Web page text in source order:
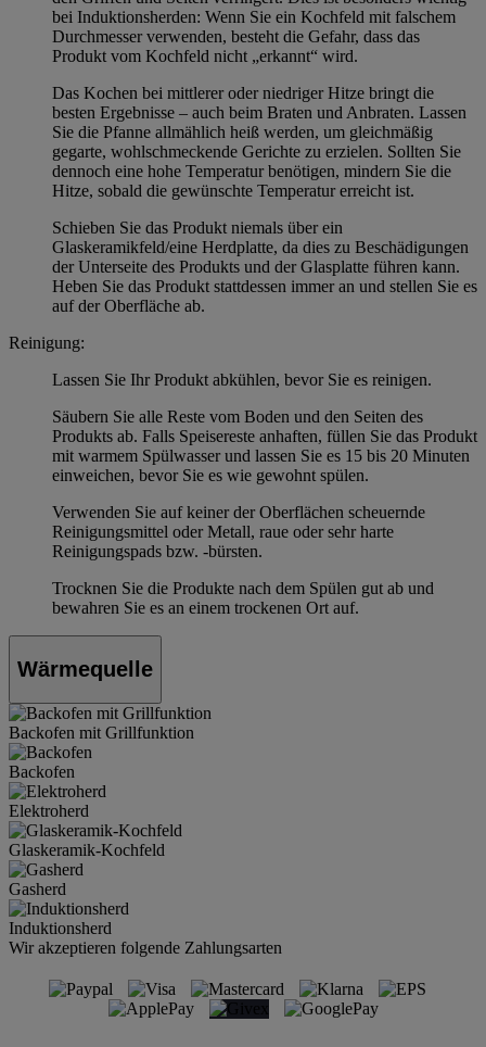
bei Induktionsherden: Wenn Sie ein Kochfeld mit falschem
Durchmesser verwenden, besteht die Gefahr, dass das
Produkt vom Kochfeld nicht „erkannt“ wird.
Das Kochen bei mittlerer oder niedriger Hitze bringt die
besten Ergebnisse – auch beim Braten und Anbraten. Lassen
Sie die Pfanne allmählich heiß werden, um gleichmäßig
gegarte, wohlschmeckende Gerichte zu erzielen. Sollten Sie
dennoch eine hohe Temperatur benötigen, mindern Sie die
Hitze, sobald die gewünschte Temperatur erreicht ist.
Schieben Sie das Produkt niemals über ein
Glaskeramikfeld/eine Herdplatte, da dies zu Beschädigungen
der Unterseite des Produkts und der Glasplatte führen kann.
Heben Sie das Produkt stattdessen immer an und stellen Sie es
auf der Oberfläche ab.
Reinigung:
Lassen Sie Ihr Produkt abkühlen, bevor Sie es reinigen.
Säubern Sie alle Reste vom Boden und den Seiten des
Produkts ab. Falls Speisereste anhaften, füllen Sie das Produkt
mit warmem Spülwasser und lassen Sie es 15 bis 20 Minuten
einweichen, bevor Sie es wie gewohnt spülen.
Verwenden Sie auf keiner der Oberflächen scheuernde
Reinigungsmittel oder Metall, raue oder sehr harte
Reinigungspads bzw. -bürsten.
Trocknen Sie die Produkte nach dem Spülen gut ab und
bewahren Sie es an einem trockenen Ort auf.
Wärmequelle
Backofen mit Grillfunktion
Backofen
Elektroherd
Glaskeramik-Kochfeld
Gasherd
Induktionsherd
Wir akzeptieren folgende Zahlungsarten